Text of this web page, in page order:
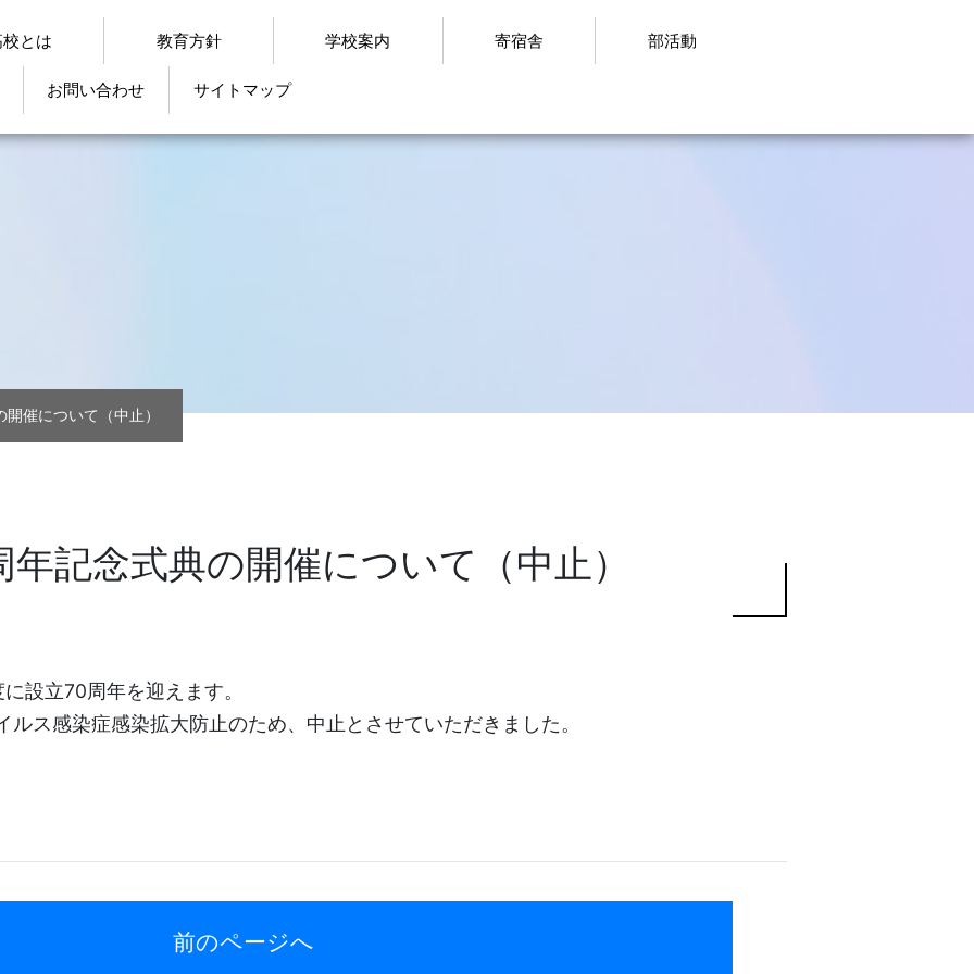
とは 教育方針 学校案内 寄宿舎 部活動
お問い合わせ サイトマップ
催について（中止）
記念式典の開催について（中止）
設立70周年を迎えます。
ス感染症感染拡大防止のため、中止とさせていただきました。
前のページへ